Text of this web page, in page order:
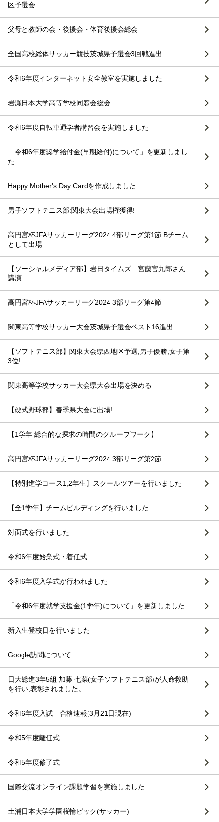
区予選会
父母と教師の会・後援会・体育後援会総会
全国高校総体サッカー競技茨城県予選会3回戦進出
令和6年度インターネット安全教室を実施しました
岩瀬日本大学高等学校同窓会総会
令和6年度自転車通学者講習会を実施しました
「令和6年度奨学給付金(早期給付)について」を更新しまし
た
Happy Mother's Day Cardを作成しました
男子ソフトテニス部:関東大会出場権獲得!
高円宮杯JFAサッカーリーグ2024 4部リーグ第1節 Bチーム
として出場
【ソーシャルメディア部】岩日タイムズ 宮藤官九郎さん
講演
高円宮杯JFAサッカーリーグ2024 3部リーグ第4節
関東高等学校サッカー大会茨城県予選会ベスト16進出
【ソフトテニス部】関東大会県西地区予選,男子優勝,女子第
3位!
関東高等学校サッカー大会県大会出場を決める
【硬式野球部】春季県大会に出場!
【1学年 総合的な探求の時間のグループワーク】
高円宮杯JFAサッカーリーグ2024 3部リーグ第2節
【特別進学コース1,2年生】スクールツアーを行いました
【全1学年】チームビルディングを行いました
対面式を行いました
令和6年度始業式・着任式
令和6年度入学式が行われました
「令和6年度就学支援金(1学年)について」を更新しました
新入生登校日を行いました
Google訪問について
日大総進3年5組 加藤 七菜(女子ソフトテニス部)が人命救助
を行い,表彰されました。
令和6年度入試 合格速報(3月21日現在)
令和5年度離任式
令和5年度修了式
国際交流オンライン課題学習を実施しました
土浦日本大学学園桜輪ピック(サッカー)